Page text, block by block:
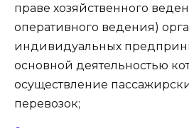
праве хозяйственного
оперативного ведения)
индивидуальных
основной деятельностью
осуществление
перевозок;